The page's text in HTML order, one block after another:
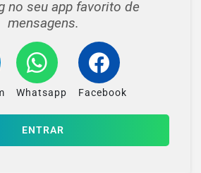
no seu app favorito de
mensagens.
Whatsapp Facebook
ENTRAR